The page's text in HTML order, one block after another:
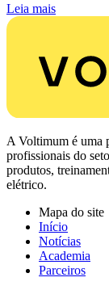
Leia mais
A Voltimum é uma
profissionais do
produtos,
elétrico.
Mapa do site
Início
Notícias
Academia
Parceiros